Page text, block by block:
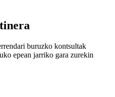
buruzko kontsultak
epean jarriko gara zurekin